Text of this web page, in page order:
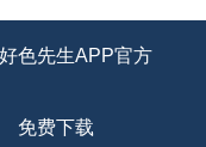
色先生APP官方
免费下载